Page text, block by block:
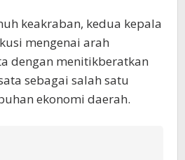
keakraban, kedua kepala
mengenai arah
dengan menitikberatkan
sebagai salah satu
ekonomi daerah.